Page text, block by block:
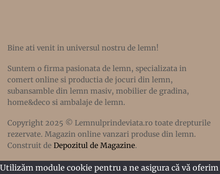
Bine ati venit in universul nostru de lemn!
Suntem o firma pasionata de lemn, specializata in
comert online si productia de jocuri din lemn,
subansamble din lemn masiv, mobilier de gradina,
home&deco si ambalaje de lemn.
Copyright 2025 © Lemnulprindeviata.ro toate drepturile
rezervate. Magazin online vanzari produse din lemn.
Construit de Depozitul de Magazine.
Utilizăm module cookie pentru a ne asigura că vă oferim